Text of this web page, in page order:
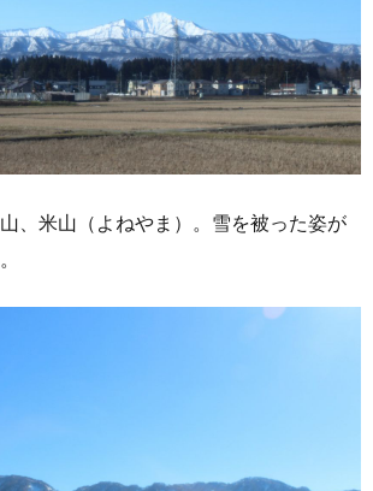
、米山（よねやま）。雪を被った姿が